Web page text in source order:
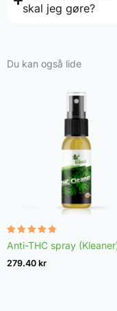
skal jeg gøre?
Du kan også lide
Vurderet
4.75
ud af 5
Anti-THC spray
279.40 kr